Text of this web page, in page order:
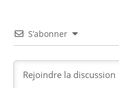
S’abonner